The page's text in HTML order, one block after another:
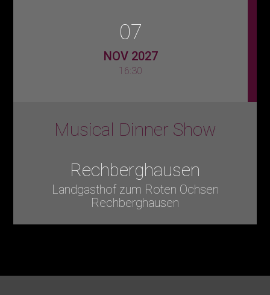
07
NOV 2027
16:30
Musical Dinner Show
Rechberghausen
Landgasthof zum Roten Ochsen
Rechberghausen